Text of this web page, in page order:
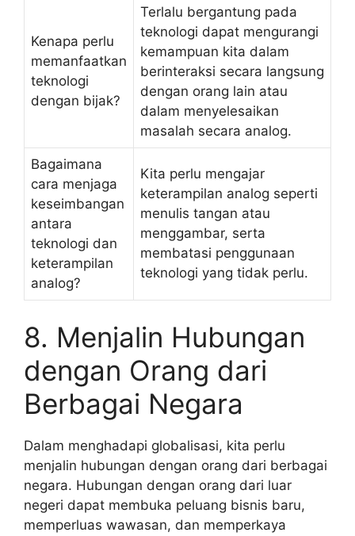
Kenapa perlu
memanfaatkan
teknologi
dengan bijak?
Terlalu bergantung pada
teknologi dapat mengurangi
kemampuan kita dalam
berinteraksi secara langsung
dengan orang lain atau
dalam menyelesaikan
masalah secara analog.
Bagaimana
cara menjaga
keseimbangan
antara
teknologi dan
keterampilan
analog?
Kita perlu mengajar
keterampilan analog seperti
menulis tangan atau
menggambar, serta
membatasi penggunaan
teknologi yang tidak perlu.
8. Menjalin Hubungan
dengan Orang dari
Berbagai Negara
Dalam menghadapi globalisasi, kita perlu
menjalin hubungan dengan orang dari berbagai
negara. Hubungan dengan orang dari luar
negeri dapat membuka peluang bisnis baru,
memperluas wawasan, dan memperkaya